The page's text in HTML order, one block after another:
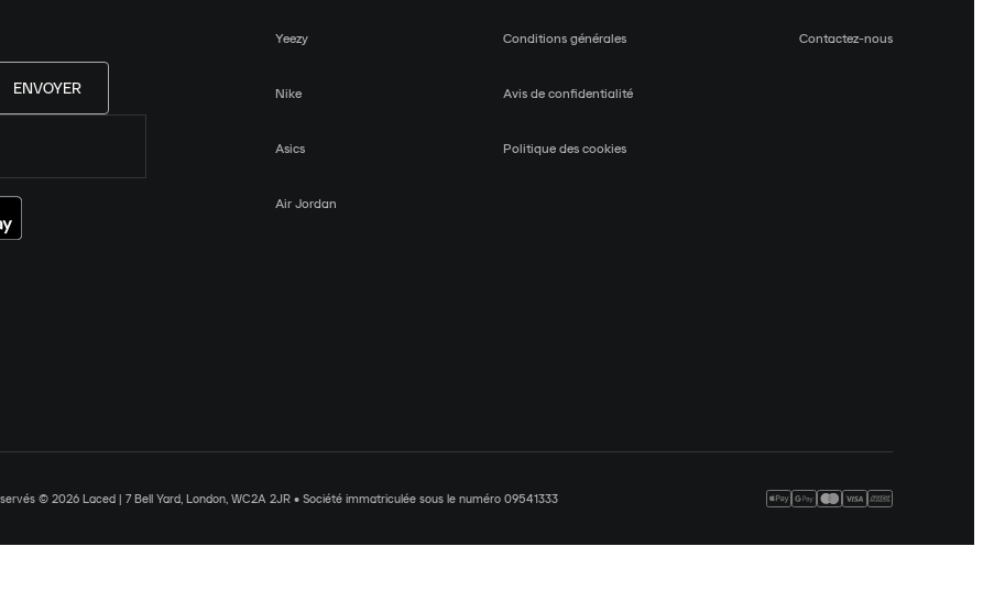
ENVOYER
Yeezy
Nike
Asics
Air Jordan
Conditions générales
Avis de confidentialité
Politique des cookies
Contactez-nous
© 2026 Laced | 7 Bell Yard, London, WC2A 2JR • Société immatriculée sous le numéro 09541333